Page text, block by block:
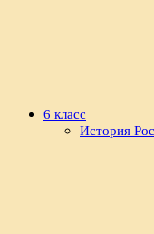
6 класс
История